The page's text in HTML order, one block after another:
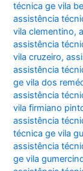
técnica ge vila
assistência
vila clementino,
assistência
vila cruzeiro,
assistência
ge vila dos
assistência
vila firmiano
assistência
técnica ge vila
assistência
ge vila